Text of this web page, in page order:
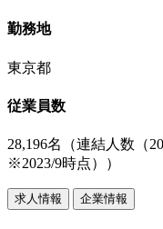
勤務地
東京都
従業員数
28,196名（連結人数（
※2023/9時点））
求人情報 企業情報